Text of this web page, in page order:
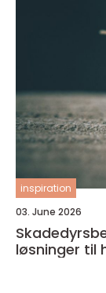
inspiration
03. June 2026
løsninger til